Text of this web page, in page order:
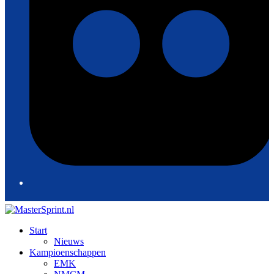
Start
Nieuws
Kampioenschappen
EMK